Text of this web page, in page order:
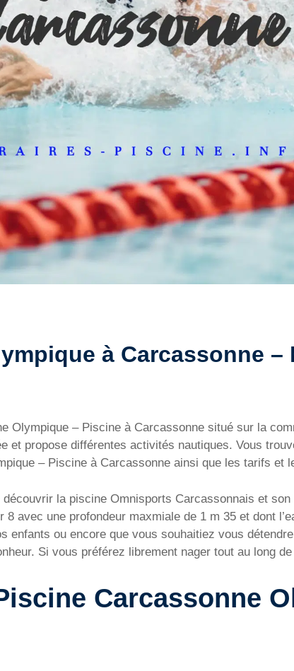
à Carcassonne –
Olympique – Piscine à Carcassonne situé sur la
et propose différentes activités nautiques. Vous
– Piscine à Carcassonne ainsi que les tarifs et
la piscine Omnisports Carcassonnais et son
avec une profondeur maxmiale de 1 m 35 et dont
enfants ou encore que vous souhaitiez vous
Si vous préférez librement nager tout au long
Carcassonne